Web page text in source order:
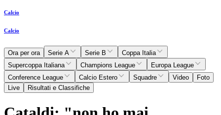
Calcio
Calcio
Ora per ora Serie A Serie B
Coppa Italia
Supercoppa Italiana
Champions League
Europa League
Conference League
Calcio Estero Squadre Video
Foto
Live
Risultati e Classifiche